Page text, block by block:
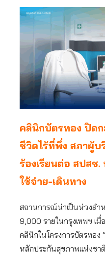
คลินิกบัตรทอง ปิด
ชีวิตไร้ที่พึ่ง สภาผู้บ
ร้องเรียนต่อ สปสช
ใช้จ่าย-เดินทาง
สถานการณ์น่าเป็นห่วงสำ
9,000 รายในกรุงเทพฯ เมื่
คลินิกในโครงการบัตรทอ
หลักประกันสุขภาพแห่งชา